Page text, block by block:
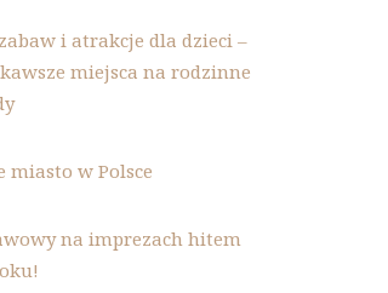
i atrakcje dla dzieci –
miejsca na rodzinne
miasto w Polsce
na imprezach hitem